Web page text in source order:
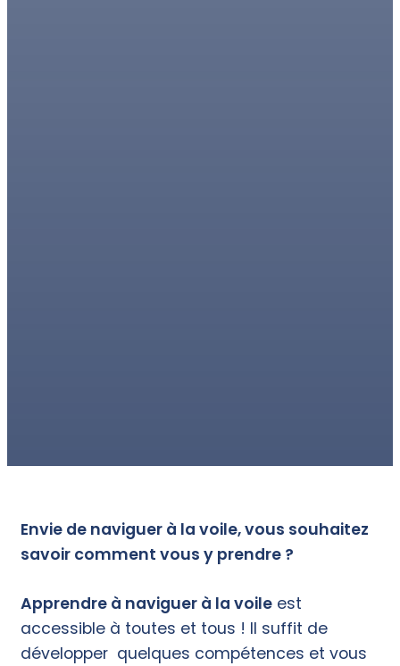
Envie de naviguer à la voile, vous souhaitez
savoir comment vous y prendre ?
Apprendre à naviguer à la voile est
accessible à toutes et tous ! Il suffit de
développer quelques compétences et vous